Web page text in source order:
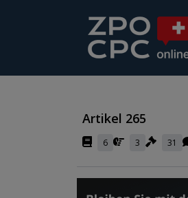
Artikel 265
6
3 31